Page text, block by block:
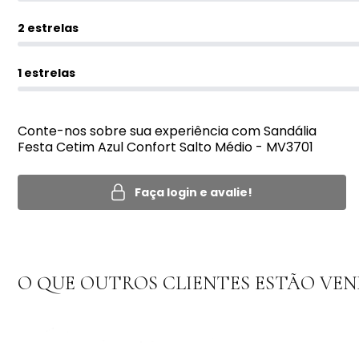
2 estrelas
1 estrelas
Conte-nos sobre sua experiência com Sandália
Festa Cetim Azul Confort Salto Médio - MV3701
Faça login e avalie!
O QUE OUTROS CLIENTES ESTÃO